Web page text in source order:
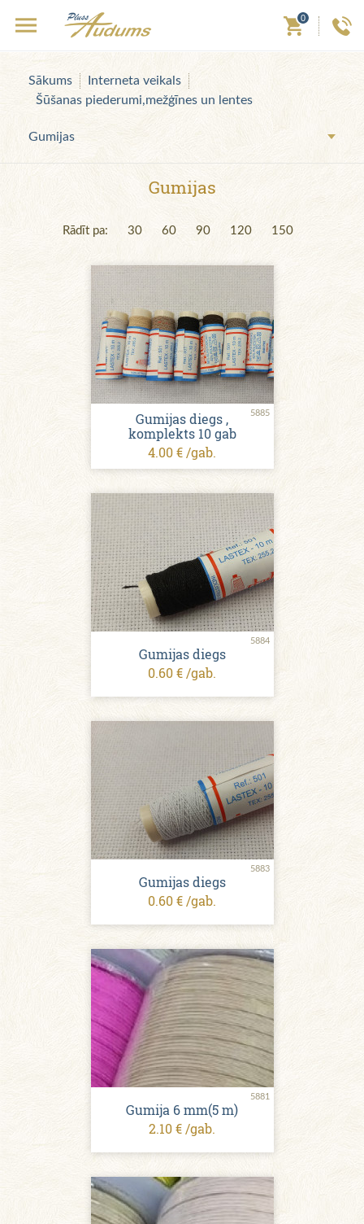
0
Sākums
Interneta veikals
Šūšanas piederumi,mežģīnes un lentes
Gumijas
Gumijas
Rādīt pa: 30 60 90 120 150
5885
Gumijas diegs ,
komplekts 10 gab
4.00 € /gab.
5884
Gumijas diegs
0.60 € /gab.
5883
Gumijas diegs
0.60 € /gab.
5881
Gumija 6 mm(5 m)
2.10 € /gab.